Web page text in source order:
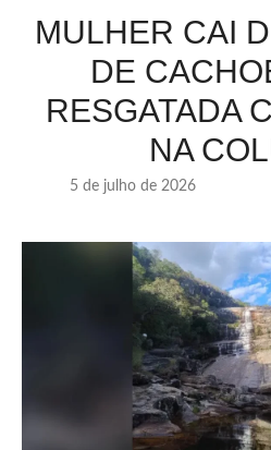
MULHER CAI
DE
RESGATADA
NA
5 de julho de 2026